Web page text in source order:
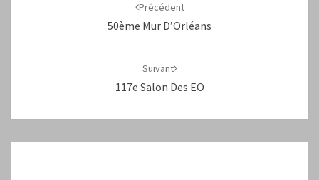
Précédent
50ème Mur D’Orléans
Suivant
117e Salon Des EO